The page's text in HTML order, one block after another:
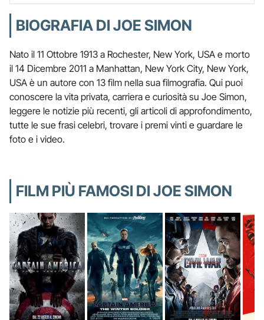
BIOGRAFIA DI JOE SIMON
Nato il 11 Ottobre 1913 a Rochester, New York, USA e morto
il 14 Dicembre 2011 a Manhattan, New York City, New York,
USA è un autore con 13 film nella sua filmografia. Qui puoi
conoscere la vita privata, carriera e curiosità su Joe Simon,
leggere le notizie più recenti, gli articoli di approfondimento,
tutte le sue frasi celebri, trovare i premi vinti e guardare le
foto e i video.
FILM PIÙ FAMOSI DI JOE SIMON